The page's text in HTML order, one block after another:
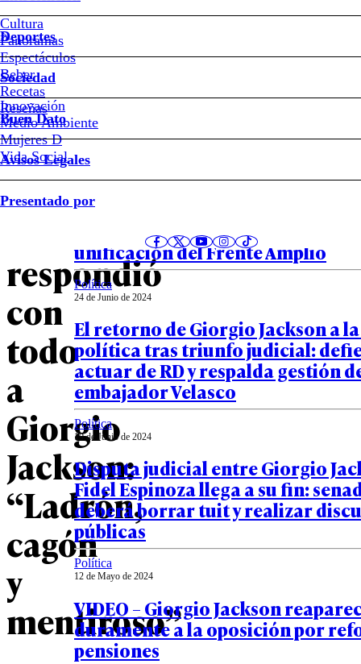
Cultura
Panoramas
Espectáculos
Beber
Recetas
Reseñas
Deportes
Sociedad
Innovación
Medio Ambiente
Mujeres D
Vida Social
Buen Dato
Avisos Legales
Presentado por
VIDEO
–
Hija
de
Eduardo
Bonvallet
respondió
con
todo
a
Giorgio
Jackson:
“Ladrón,
cagón
y
mentiroso”
Notas relacionadas
08 de Julio de 2024
El “telefonazo” de Giorgio
unificación del Frente Amplio
Política
24 de Junio de 2024
El retorno de Giorgio Jackson a
política tras triunfo judicial:
actuar de RD y respalda gestión
embajador Velasco
Política
19 de Junio de 2024
Disputa judicial entre Giorgio
Fidel Espinoza llega a su fin:
deberá borrar tuit y realizar
públicas
Política
12 de Mayo de 2024
VIDEO – Giorgio Jackson
duramente a la oposición por
pensiones